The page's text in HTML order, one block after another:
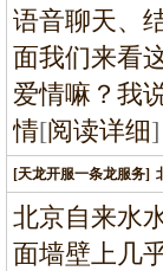
语音聊天、
面我们来看
爱情嘛？我
情[阅读详细]
[天龙开服一条龙服务]
北京自来水
面墙壁上几